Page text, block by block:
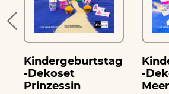
Kindergeburtstag
-Dekoset
Prinzessin
-